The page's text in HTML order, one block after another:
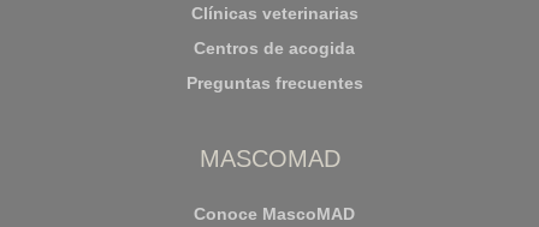
Clínicas veterinarias
Centros de acogida
Preguntas frecuentes
MASCOMAD
Conoce MascoMAD